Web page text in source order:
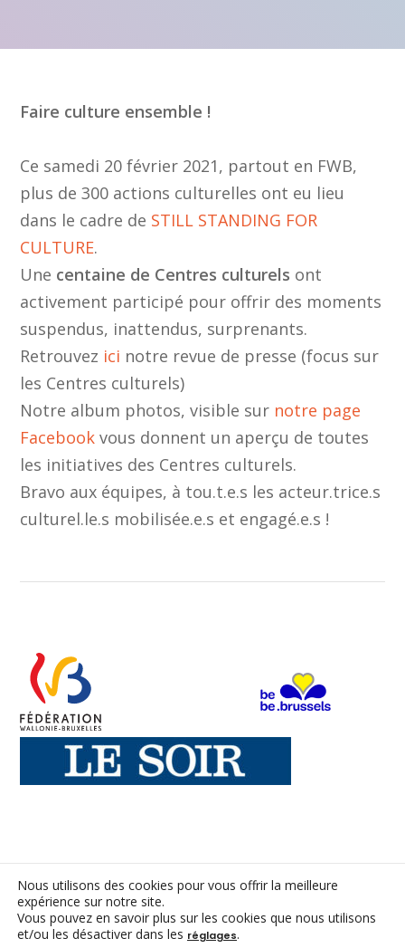
Faire culture ensemble !
Ce samedi 20 février 2021, partout en FWB,
plus de 300 actions culturelles ont eu lieu
dans le cadre de STILL STANDING FOR
CULTURE.
Une centaine de Centres culturels ont
activement participé pour offrir des moments
suspendus, inattendus, surprenants.
Retrouvez ici notre revue de presse (focus sur
les Centres culturels)
Notre album photos, visible sur notre page
Facebook vous donnent un aperçu de toutes
les initiatives des Centres culturels.
Bravo aux équipes, à tou.t.e.s les acteur.trice.s
culturel.le.s mobilisée.e.s et engagé.e.s !
CONTACT
ACC ASBL
Nous utilisons des cookies pour vous offrir la meilleure
expérience sur notre site.
Vous pouvez en savoir plus sur les cookies que nous utilisons
et/ou les désactiver dans les réglages.